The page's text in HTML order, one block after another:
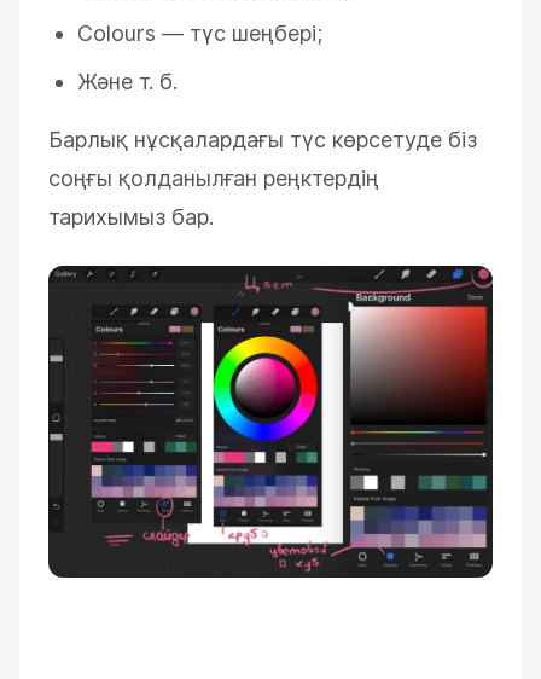
Colours — түс шеңбері;
Және т. б.
Барлық нұсқалардағы түс көрсетуде біз
соңғы қолданылған реңктердің
тарихымыз бар.